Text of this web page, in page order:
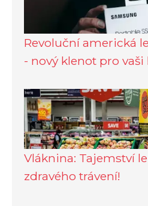
Revoluční americká
- nový klenot pro
Vláknina: Tajemství
zdravého trávení!